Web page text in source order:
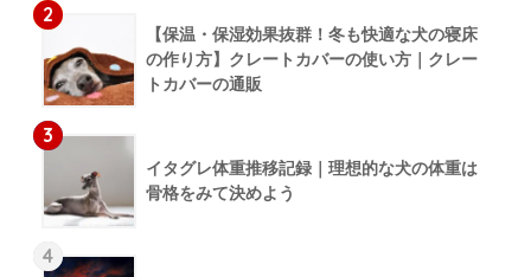
2
【保温・保湿効果抜群！冬も快適な犬の寝床
の作り方】クレートカバーの使い方｜クレー
トカバーの通販
3
イタグレ体重推移記録｜理想的な犬の体重は
骨格をみて決めよう
4